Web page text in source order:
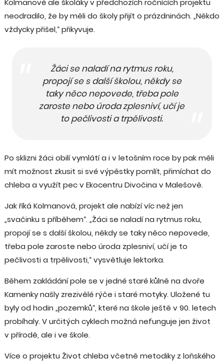
Kolmanové ale školáky v předchozích ročnících projektu
neodradilo, že by měli do školy přijít o prázdninách. „Někdo
vždycky přišel,“ přikyvuje.
Žáci se naladí na rytmus roku,
propojí se s další školou, někdy se
taky něco nepovede, třeba pole
zaroste nebo úroda zplesniví, učí je
to pečlivosti a trpělivosti.
Po sklizni žáci obilí vymlátí a i v letošním roce by pak měli
mít možnost zkusit si své výpěstky pomlít, přimíchat do
chleba a využít pec v Ekocentru Divočina v Malešově.
Jak říká Kolmanová, projekt ale nabízí víc než jen
„svačinku s příběhem“. „Žáci se naladí na rytmus roku,
propojí se s další školou, někdy se taky něco nepovede,
třeba pole zaroste nebo úroda zplesniví, učí je to
pečlivosti a trpělivosti,“ vysvětluje lektorka.
Během zakládání pole se v jedné staré kůlně na dvoře
Kamenky našly zrezivělé rýče i staré motyky. Uložené tu
byly od hodin „pozemků“, které na škole ještě v 90. letech
probíhaly. V určitých cyklech možná nefunguje jen život
v přírodě, ale i ve škole.
Více o projektu Život chleba včetně metodiky z loňského